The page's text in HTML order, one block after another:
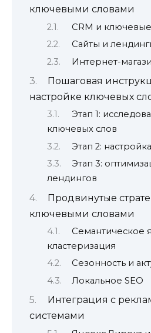
ключевыми словами
CRM и
Сайты и
Интернет-
Пошаговая
настройке ключевых
Этап 1:
ключевых слов
Этап 2:
Этап 3:
лендингов
Продвинутые
ключевыми словами
Семантическое
кластеризация
Сезонность и
Локальное SEO
Интеграция с
системами